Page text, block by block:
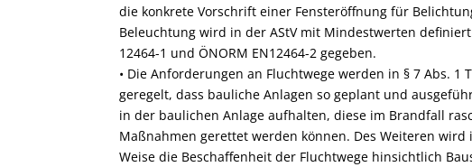
die konkrete Vorschrift einer Fensteröffnung für
Beleuchtung wird in der AStV mit Mindestwerten
12464-1 und ÖNORM EN12464-2 gegeben.
• Die Anforderungen an Fluchtwege werden in § 7 Abs. 1
geregelt, dass bauliche Anlagen so geplant und
in der baulichen Anlage aufhalten, diese im Brandfall
Maßnahmen gerettet werden können. Des Weiteren
Weise die Beschaffenheit der Fluchtwege hinsichtlich